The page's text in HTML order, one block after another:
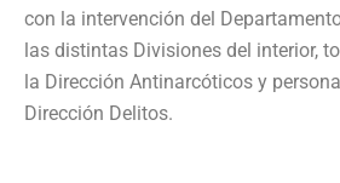
con la intervención del
las distintas Divisiones del interior,
la Dirección Antinarcóticos y
Dirección Delitos.